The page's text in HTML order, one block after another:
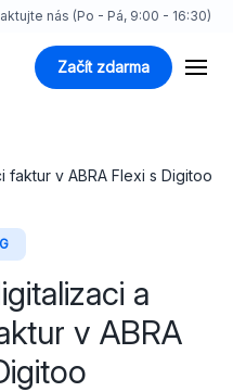
nás (Po - Pá, 9:00 - 16:30)
Začít zdarma
v ABRA Flexi s Digitoo
a
v ABRA